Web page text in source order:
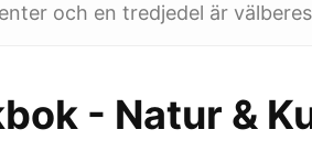
och en tredjedel är
- Natur &